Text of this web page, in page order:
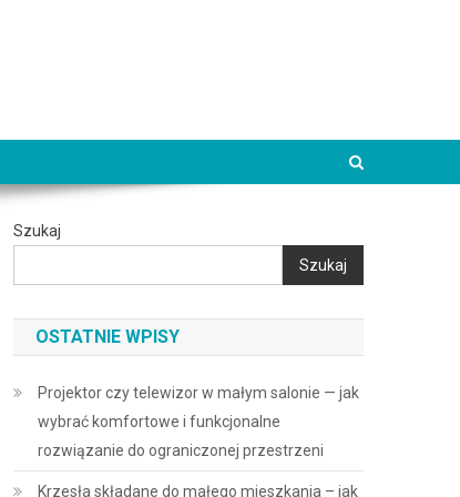
Szukaj
Szukaj
OSTATNIE WPISY
Projektor czy telewizor w małym salonie — jak
wybrać komfortowe i funkcjonalne
rozwiązanie do ograniczonej przestrzeni
Krzesła składane do małego mieszkania – jak